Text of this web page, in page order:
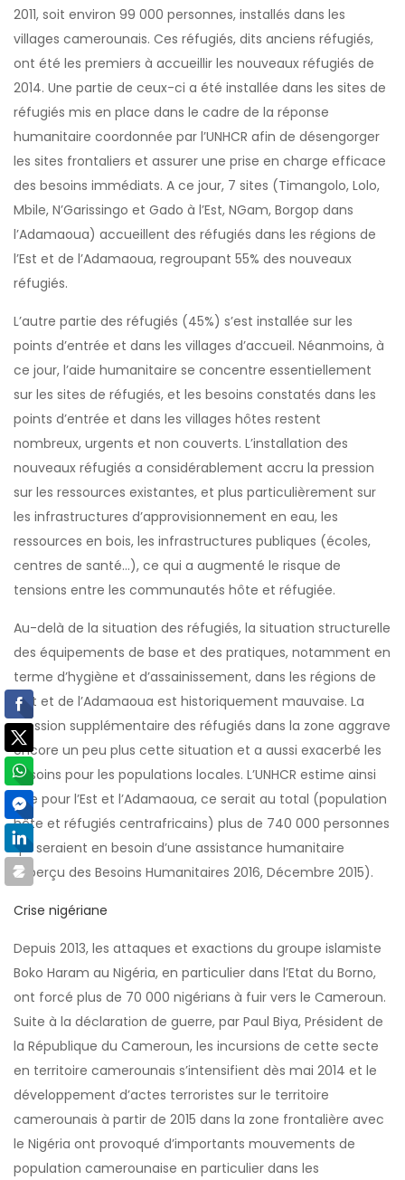
2011, soit environ 99 000 personnes, installés dans les
villages camerounais. Ces réfugiés, dits anciens réfugiés,
ont été les premiers à accueillir les nouveaux réfugiés de
2014. Une partie de ceux-ci a été installée dans les sites de
réfugiés mis en place dans le cadre de la réponse
humanitaire coordonnée par l’UNHCR afin de désengorger
les sites frontaliers et assurer une prise en charge efficace
des besoins immédiats. A ce jour, 7 sites (Timangolo, Lolo,
Mbile, N’Garissingo et Gado à l’Est, NGam, Borgop dans
l’Adamaoua) accueillent des réfugiés dans les régions de
l’Est et de l’Adamaoua, regroupant 55% des nouveaux
réfugiés.
L’autre partie des réfugiés (45%) s’est installée sur les
points d’entrée et dans les villages d’accueil. Néanmoins, à
ce jour, l’aide humanitaire se concentre essentiellement
sur les sites de réfugiés, et les besoins constatés dans les
points d’entrée et dans les villages hôtes restent
nombreux, urgents et non couverts. L’installation des
nouveaux réfugiés a considérablement accru la pression
sur les ressources existantes, et plus particulièrement sur
les infrastructures d’approvisionnement en eau, les
ressources en bois, les infrastructures publiques (écoles,
centres de santé…), ce qui a augmenté le risque de
tensions entre les communautés hôte et réfugiée.
Au-delà de la situation des réfugiés, la situation structurelle
des équipements de base et des pratiques, notamment en
terme d’hygiène et d’assainissement, dans les régions de
l’Est et de l’Adamaoua est historiquement mauvaise. La
pression supplémentaire des réfugiés dans la zone aggrave
encore un peu plus cette situation et a aussi exacerbé les
besoins pour les populations locales. L’UNHCR estime ainsi
que pour l’Est et l’Adamaoua, ce serait au total (population
hôte et réfugiés centrafricains) plus de 740 000 personnes
qui seraient en besoin d’une assistance humanitaire
(Aperçu des Besoins Humanitaires 2016, Décembre 2015).
Crise nigériane
Depuis 2013, les attaques et exactions du groupe islamiste
Boko Haram au Nigéria, en particulier dans l’Etat du Borno,
ont forcé plus de 70 000 nigérians à fuir vers le Cameroun.
Suite à la déclaration de guerre, par Paul Biya, Président de
la République du Cameroun, les incursions de cette secte
en territoire camerounais s’intensifient dès mai 2014 et le
développement d’actes terroristes sur le territoire
camerounais à partir de 2015 dans la zone frontalière avec
le Nigéria ont provoqué d’importants mouvements de
population camerounaise en particulier dans les